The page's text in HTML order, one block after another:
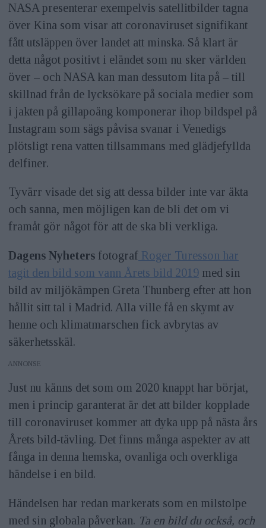
NASA presenterar exempelvis satellitbilder tagna
över Kina som visar att coronaviruset signifikant
fått utsläppen över landet att minska. Så klart är
detta något positivt i eländet som nu sker världen
över – och NASA kan man dessutom lita på – till
skillnad från de lycksökare på sociala medier som
i jakten på gillapoäng komponerar ihop bildspel på
Instagram som sägs påvisa svanar i Venedigs
plötsligt rena vatten tillsammans med glädjefyllda
delfiner.
Tyvärr visade det sig att dessa bilder inte var äkta
och sanna, men möjligen kan de bli det om vi
framåt gör något för att de ska bli verkliga.
Dagens NyhetersfotografRoger Turesson har
tagit den bild som vann Årets bild 2019med sin
bild av miljökämpen Greta Thunberg efter att hon
hållit sitt tal i Madrid. Alla ville få en skymt av
henne och klimatmarschen fick avbrytas av
säkerhetsskäl.
ANNONS
Just nu känns det som om 2020 knappt har börjat,
men i princip garanterat är det att bilder kopplade
till coronaviruset kommer att dyka upp på nästa års
Årets bild-tävling. Det finns många aspekter av att
fånga in denna hemska, ovanliga och overkliga
händelse i en bild.
Händelsen har redan markerats som en milstolpe
med sin globala påverkan. Ta en bild du också, och